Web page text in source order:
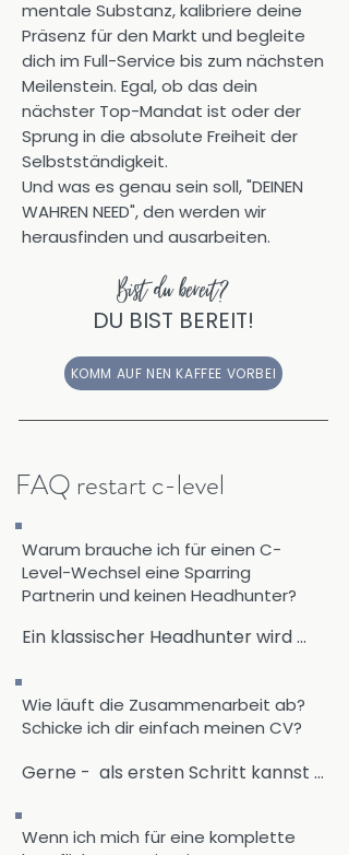
mentale Substanz, kalibriere deine
Präsenz für den Markt und begleite
dich im Full-Service bis zum nächsten
Meilenstein. Egal, ob das dein
nächster Top-Mandat ist oder der
Sprung in die absolute Freiheit der
Selbstständigkeit.
Und was es genau sein soll, "DEINEN
WAHREN NEED", den werden wir
herausfinden und ausarbeiten.
Bist du bereit?
DU BIST BEREIT!
KOMM AUF NEN KAFFEE VORBEI
FAQ restart c-level
Warum brauche ich für einen C-
Level-Wechsel eine Sparring
Partnerin und keinen Headhunter?
Ein klassischer Headhunter wird
nicht dir. Und jene Headhunter, die
sich für ein „Inverted Headhunting"
direkt von dir bezahlen lassen,
bestehendes System.
Wie läuft die Zusammenarbeit ab?
Schicke ich dir einfach meinen CV?
Gerne -  als ersten Schritt kannst
schicken und ich teile dir zuerst mal
Wenn ich mich für eine komplette